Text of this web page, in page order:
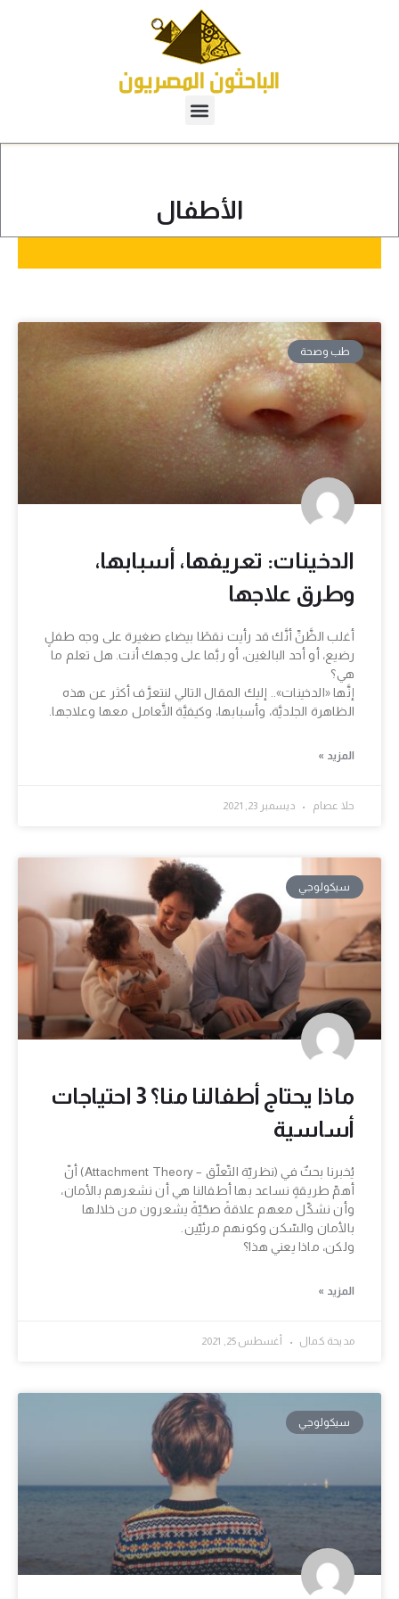
الأطفال
طب وصحة
الدخينات: تعريفها، أسبابها،
وطرق علاجها
أغلب الظَّنِّ أنَّك قد رأيت نقطًا بيضاء صغيرة على وجه طفلٍ
رضيع، أو أحد البالغين، أو ربَّما على وجهك أنت. هل تعلم ما
هي؟
إنَّها «الدخينات».. إليك المقال التالي لنتعرَّف أكثر عن هذه
الظاهرة الجلديَّة، وأسبابها، وكيفيَّة التَّعامل معها وعلاجها.
المزيد »
حلا عصام ديسمبر 23, 2021
سيكولوجي
ماذا يحتاج أطفالنا منا؟ 3 احتياجات
أساسية
يُخبرنا بحثٌ في (نظريّة التّعلّق – Attachment Theory) أنّ
أهمّ طريقةٍ نساعد بها أطفالنا هي أن نشعرهم بالأمان،
وأن نشكّل معهم علاقةً صحّيّةً يشعرون من خلالها
بالأمان والسّكن وكونهم مرئيّين.
ولكن، ماذا يعني هذا؟
المزيد »
مديحة كمال أغسطس 25, 2021
سيكولوجي